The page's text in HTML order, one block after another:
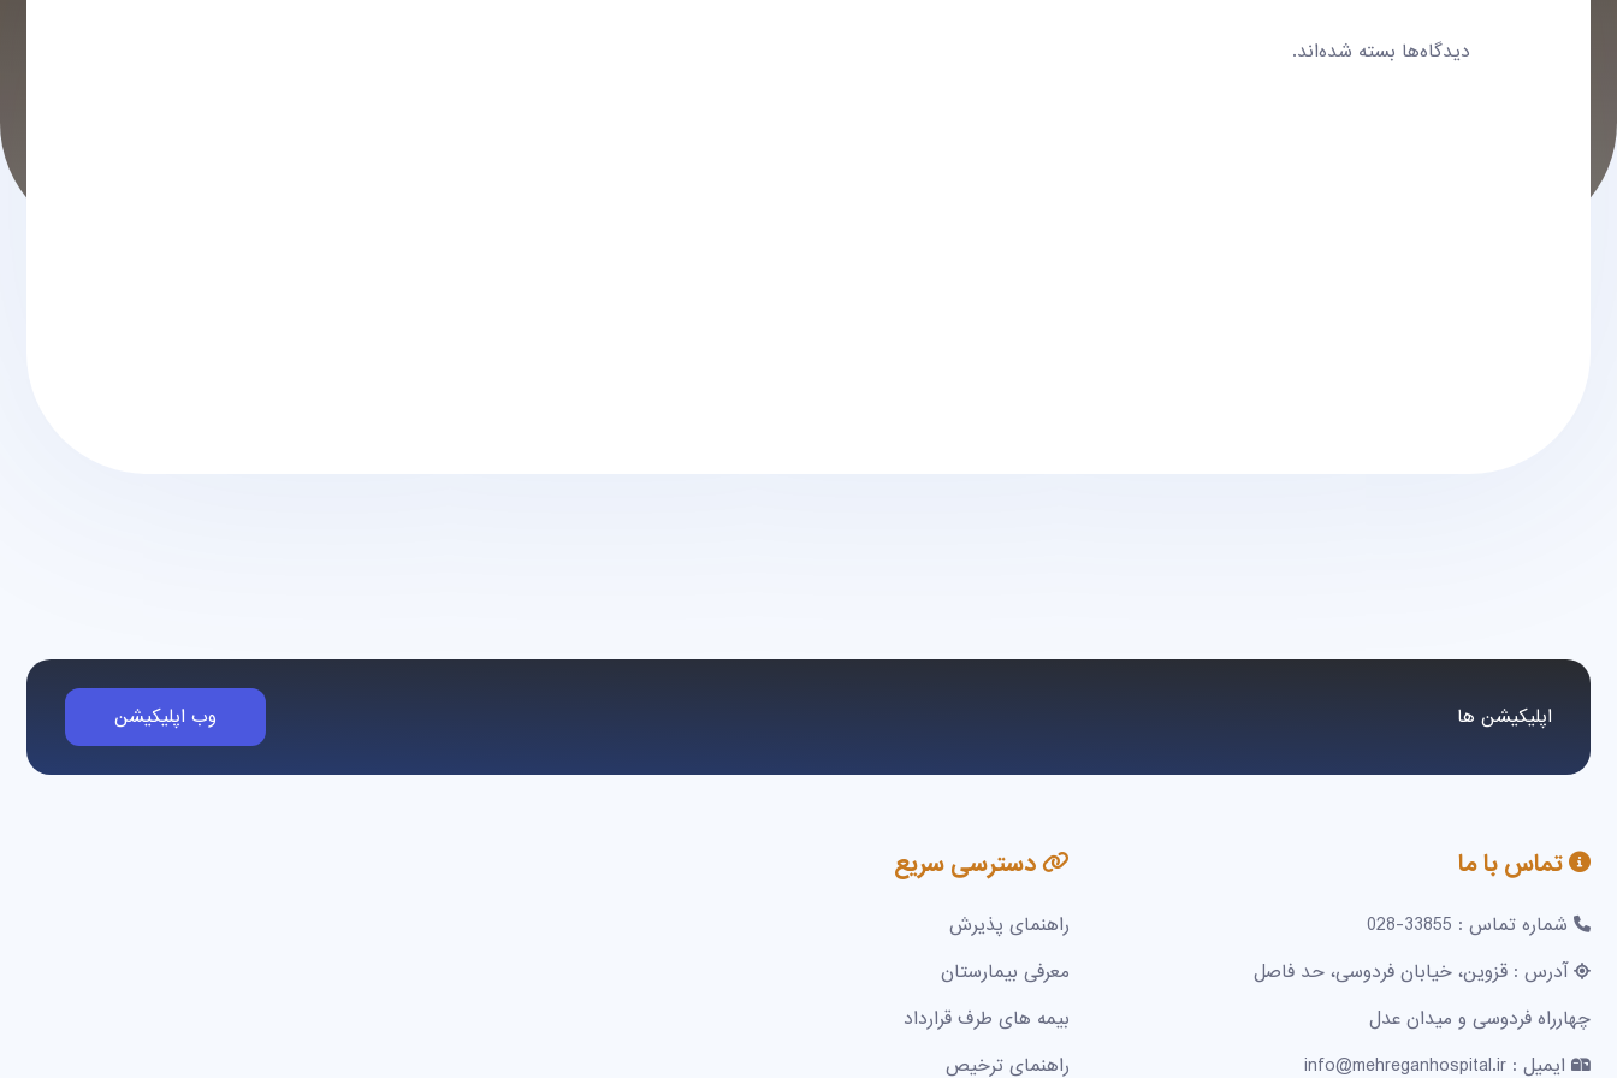
دیدگاه‌ها بسته شده‌اند.
اپلیکیشن ها وب اپلیکیشن
تماس با ما
شماره تماس : 33855-028
آدرس : قزوین، خیابان فردوسی، حد فاصل
چهارراه فردوسی و میدان عدل
ایمیل : info@mehreganhospital.ir
دسترسی سریع
راهنمای پذیرش
معرفی بیمارستان
بیمه های طرف قرارداد
راهنمای ترخیص